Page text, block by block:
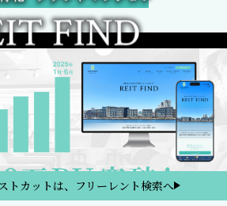
トカットは、フリーレント検索へ